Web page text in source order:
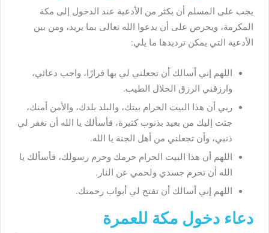
يجب على المسلم أن يكثر من الأدعية عند الدخول إلى مكة
المكرمة، ويحرص على أن يدعوا الله تعالى بما يريد، ومن بين
الأدعية التي يمكن ترديدها ما يلي:
اللهم إني أسالك أن تجعلني لي بها قرارًا، واجب دعائي،
وارزقني الرزق الحلال الطيب.
ربي أن هذا البيت الحرام بيتك، والبلد بلدك، والأمن أمنك،
جئت إليك من بعيد بذنوب كثيرة، فأسألك يا الله أن تغفر لي
ذنبي، وأن تجعلني من أهل الجنة يا الله.
اللهم أن هذا البيت الحرام حرمك وحرم رسولك، فأسألك يا
الله أن تحرم جسدي ولحمي عن النار.
اللهم إني أسالك أن تفتح لي أبواب رحمتك.
دعاء دخول مكة للعمرة